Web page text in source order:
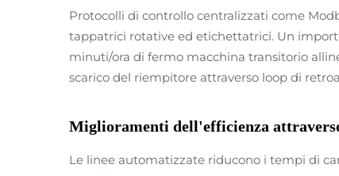
Protocolli di controllo centralizzati come
tappatrici rotative ed etichettatrici. Un
minuti/ora di fermo macchina transitorio
scarico del riempitore attraverso loop di
Miglioramenti dell'efficienza
Le linee automatizzate riducono i tempi di